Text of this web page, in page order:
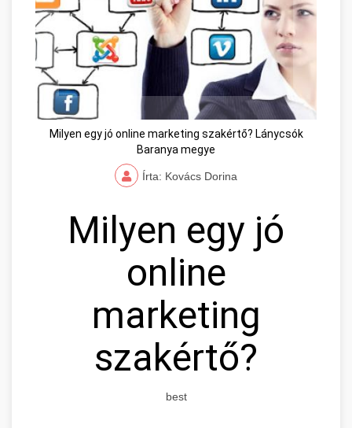
Milyen egy jó online marketing szakértő? Lánycsók
Baranya megye
Írta: Kovács Dorina
Milyen egy jó
online
marketing
szakértő?
best